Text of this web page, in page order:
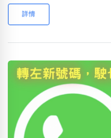
詳情